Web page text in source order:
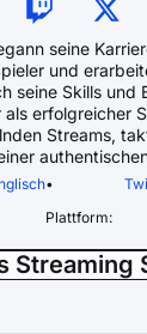
seine
und
seine Skills und
erfolgreicher
Streams,
•
Plattform:
Streaming